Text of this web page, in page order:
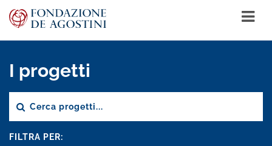
I progetti
FILTRA PER: